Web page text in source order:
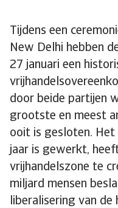
Tijdens een
New Delhi hebben
27 januari een
door beide partijen
grootste en meest
ooit is gesloten.
jaar is gewerkt,
vrijhandelszone te
miljard mensen
liberalisering van de